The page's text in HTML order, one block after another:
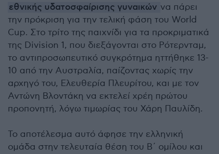
εθνικής υδατοσφαίρισης γυναικών να πάρει
την πρόκριση για την τελική φάση του World
Cup. Στο τρίτο της παιχνίδι για τα προκριματικά
της Division 1, που διεξάγονται στο Ρότερνταμ,
το αντιπροσωπευτικό συγκρότημα ηττήθηκε 13-
10 από την Αυστραλία, παίζοντας χωρίς την
αρχηγό του, Ελευθερία Πλευρίτου, και με τον
Αντώνη Βλοντάκη να εκτελεί χρέη πρώτου
προπονητή, λόγω τιμωρίας του Χάρη Παυλίδη.
Το αποτέλεσμα αυτό άφησε την ελληνική
ομάδα στην τελευταία θέση του Β΄ ομίλου και